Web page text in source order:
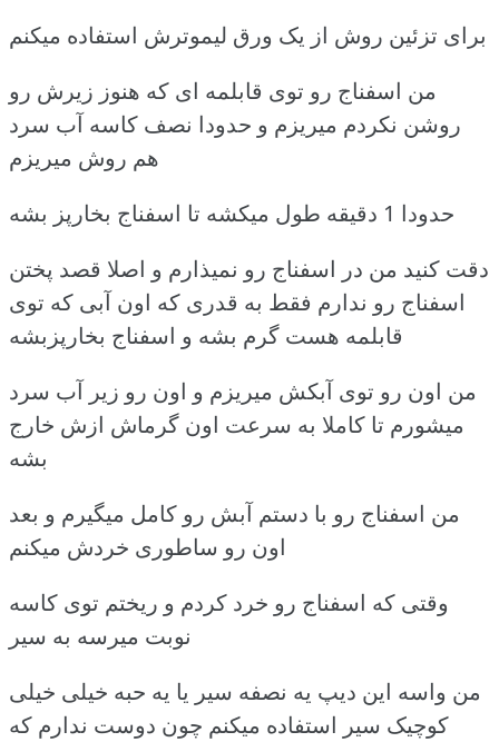
برای تزئین روش از یک ورق لیموترش استفاده میکنم
من اسفناج رو توی قابلمه ای که هنوز زیرش رو
روشن نکردم میریزم و حدودا نصف کاسه آب سرد
هم روش میریزم
حدودا 1 دقیقه طول میکشه تا اسفناج بخارپز بشه
دقت کنید من در اسفناج رو نمیذارم و اصلا قصد پختن
اسفناج رو ندارم فقط به قدری که اون آبی که توی
قابلمه هست گرم بشه و اسفناج بخارپزبشه
من اون رو توی آبکش میریزم و اون رو زیر آب سرد
میشورم تا کاملا به سرعت اون گرماش ازش خارج
بشه
من اسفناج رو با دستم آبش رو کامل میگیرم و بعد
اون رو ساطوری خردش میکنم
وقتی که اسفناج رو خرد کردم و ریختم توی کاسه
نوبت میرسه به سیر
من واسه این دیپ یه نصفه سیر یا یه حبه خیلی خیلی
کوچیک سیر استفاده میکنم چون دوست ندارم که